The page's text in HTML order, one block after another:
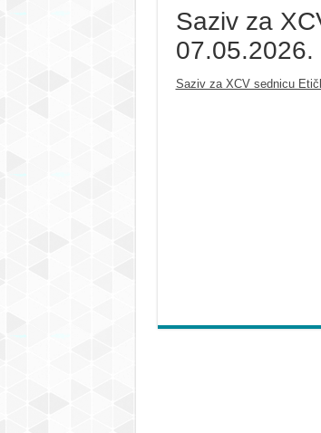
Saziv za
07.05.2026.
Saziv za XCV sednicu